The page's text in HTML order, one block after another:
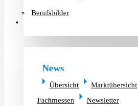
Berufsbilder
News
Übersicht Marktübersicht
Fachmessen
Newsletter